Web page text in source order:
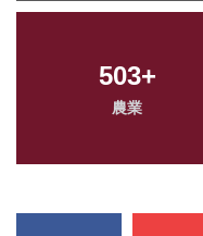
503+
農業